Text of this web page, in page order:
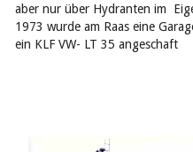
aber nur über Hydranten im
1973 wurde am Raas eine
ein KLF VW- LT 35 angeschaft